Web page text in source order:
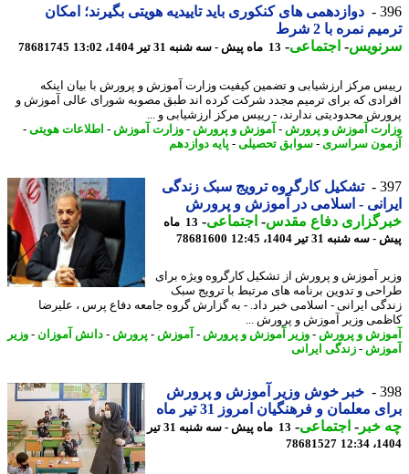
دوازدهمی های کنکوری باید تاییدیه هویتی بگیرند؛ امکان
نمره با 2 شرط
-اجتماعی-13 ماه پیش - سه شنبه 31 تیر 1404، 13:02 78681745
مرکز ارزشیابی و تضمین کیفیت وزارت آموزش و پرورش با بیان اینکه
که برای ترمیم مجدد شرکت کرده اند طبق مصوبه شورای عالی آموزش و
محدودیتی ندارند، - رییس مرکز ارزشیابی و ...
آموزش و پرورش-آموزش و پرورش-وزارت آموزش-اطلاعات هویتی-
سراسری- سوابق تحصیلی-پایه دوازدهم
تشکیل کارگروه ترویج سبک زندگی
- اسلامی در آموزش و پرورش
دفاع مقدس-اجتماعی-
13 ماه
شنبه 31 تیر 1404، 12:45
78681600
آموزش و پرورش از تشکیل کارگروه ویژه برای
و تدوین برنامه های مرتبط با ترویج سبک
ایرانی - اسلامی خبر داد. - به گزارش گروه جامعه دفاع پرس ، علیرضا
وزیر آموزش و پرورش ...
و پرورش-وزیر آموزش و پرورش-آموزش-پرورش-دانش آموزان-
وزیر
-زندگی ایرانی
خبر خوش وزیر آموزش و پرورش
معلمان و فرهنگیان امروز 31 تیر ماه
خبر -اجتماعی-
13 ماه پیش - سه شنبه 31 تیر
78681527